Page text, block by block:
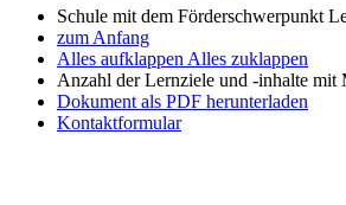
Schule mit dem Förderschwerpunkt
zum Anfang
Alles aufklappen Alles zuklappen
Anzahl der Lernziele und -inhalte mit
Dokument als PDF herunterladen
Kontaktformular